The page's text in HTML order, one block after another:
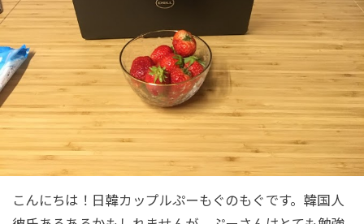
こんにちは！日韓カップルぷーもぐのもぐです。韓国人